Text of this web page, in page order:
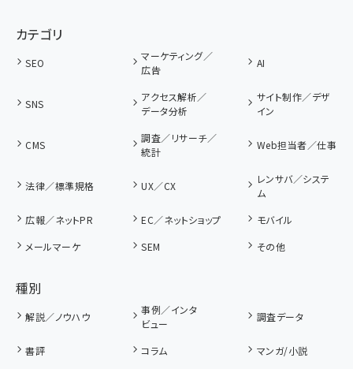
カテゴリ
SEO
マーケティング／
広告
AI
SNS
アクセス解析／
データ分析
サイト制作／デザ
イン
CMS
調査／リサーチ／
統計
Web担当者／仕事
法律／標準規格 UX／CX
レンサバ／システ
ム
広報／ネットPR
EC／ネットショップ
モバイル
メールマーケ
SEM その他
種別
解説／ノウハウ
事例／インタ
ビュー
調査データ
書評 コラム
マンガ/小説